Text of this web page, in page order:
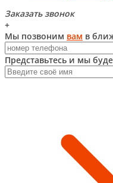
Заказать звонок
+
Мы позвоним вам в
Представьтесь и мы